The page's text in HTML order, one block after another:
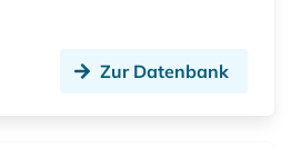
Zur Datenbank